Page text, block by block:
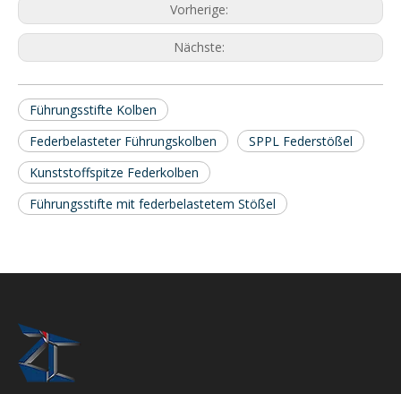
Vorherige:
Nächste:
Führungsstifte Kolben
Federbelasteter Führungskolben
SPPL Federstößel
Kunststoffspitze Federkolben
Führungsstifte mit federbelastetem Stößel